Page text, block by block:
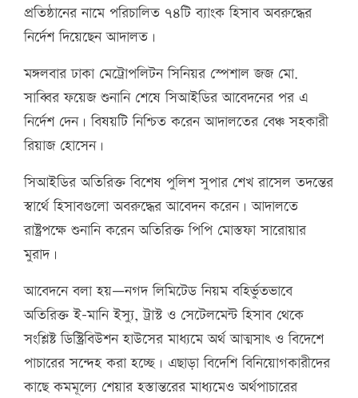
প্রতিষ্ঠানের নামে পরিচালিত ৭৪টি ব্যাংক হিসাব অবরুদ্ধের
নির্দেশ দিয়েছেন আদালত।
মঙ্গলবার ঢাকা মেট্রোপলিটন সিনিয়র স্পেশাল জজ মো.
সাব্বির ফয়েজ শুনানি শেষে সিআইডির আবেদনের পর এ
নির্দেশ দেন। বিষয়টি নিশ্চিত করেন আদালতের বেঞ্চ সহকারী
রিয়াজ হোসেন।
সিআইডির অতিরিক্ত বিশেষ পুলিশ সুপার শেখ রাসেল তদন্তের
স্বার্থে হিসাবগুলো অবরুদ্ধের আবেদন করেন। আদালতে
রাষ্ট্রপক্ষে শুনানি করেন অতিরিক্ত পিপি মোস্তফা সারোয়ার
মুরাদ।
আবেদনে বলা হয়—নগদ লিমিটেড নিয়ম বহির্ভুতভাবে
অতিরিক্ত ই-মানি ইস্যু, ট্রাস্ট ও সেটেলমেন্ট হিসাব থেকে
সংশ্লিষ্ট ডিস্ট্রিবিউশন হাউসের মাধ্যমে অর্থ আত্মসাৎ ও বিদেশে
পাচারের সন্দেহ করা হচ্ছে। এছাড়া বিদেশি বিনিয়োগকারীদের
কাছে কমমূল্যে শেয়ার হস্তান্তরের মাধ্যমেও অর্থপাচারের